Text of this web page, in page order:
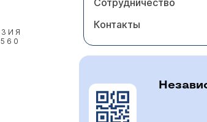
Сотрудничество
Контакты